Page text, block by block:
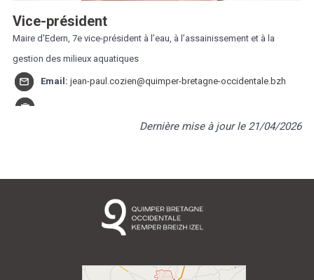
Vice-président
Maire d'Edern, 7e vice-président à l’eau, à l’assainissement et à la
gestion des milieux aquatiques
Email: jean-paul.cozien@quimper-bretagne-occidentale.bzh
Dernière mise à jour le 21/04/2026